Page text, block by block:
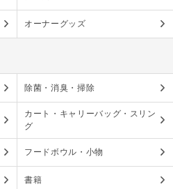
オーナーグッズ
除菌・消臭・掃除
カート・キャリーバッグ・スリン
グ
フードボウル・小物
書籍